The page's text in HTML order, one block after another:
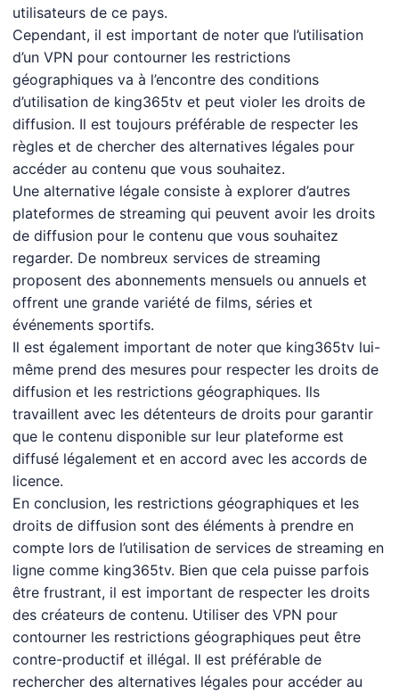
utilisateurs de ce pays.
Cependant, il est important de noter que l’utilisation
d’un VPN pour contourner les restrictions
géographiques va à l’encontre des conditions
d’utilisation de king365tv et peut violer les droits de
diffusion. Il est toujours préférable de respecter les
règles et de chercher des alternatives légales pour
accéder au contenu que vous souhaitez.
Une alternative légale consiste à explorer d’autres
plateformes de streaming qui peuvent avoir les droits
de diffusion pour le contenu que vous souhaitez
regarder. De nombreux services de streaming
proposent des abonnements mensuels ou annuels et
offrent une grande variété de films, séries et
événements sportifs.
Il est également important de noter que king365tv lui-
même prend des mesures pour respecter les droits de
diffusion et les restrictions géographiques. Ils
travaillent avec les détenteurs de droits pour garantir
que le contenu disponible sur leur plateforme est
diffusé légalement et en accord avec les accords de
licence.
En conclusion, les restrictions géographiques et les
droits de diffusion sont des éléments à prendre en
compte lors de l’utilisation de services de streaming en
ligne comme king365tv. Bien que cela puisse parfois
être frustrant, il est important de respecter les droits
des créateurs de contenu. Utiliser des VPN pour
contourner les restrictions géographiques peut être
contre-productif et illégal. Il est préférable de
rechercher des alternatives légales pour accéder au